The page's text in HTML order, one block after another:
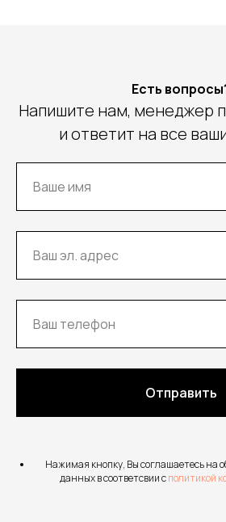
Есть
Напишите нам, менеджер
и ответит на все
Отправить
Нажимая кнопку, Вы соглашаетесь на
данных в соответсвии сполитикой